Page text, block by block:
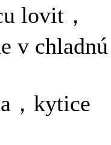
lovit，
v chladnú
，kytice